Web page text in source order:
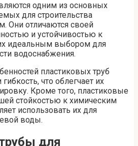
одним из основных
для строительства
Они отличаются своей
и устойчивостью к
идеальным выбором для
водоснабжения.
пластиковых труб
что облегчает их
Кроме того, пластиковые
стойкостью к химическим
использовать их для
воды.
для